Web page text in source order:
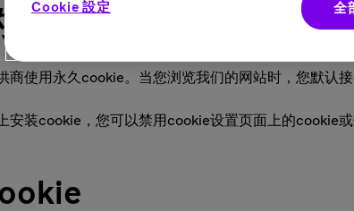
站时使用cookies
商使用永久cookie。当您浏览我们的网站时，您默认
安装cookie，您可以禁用cookie设置页面上的cookie
Cookie 設定 全